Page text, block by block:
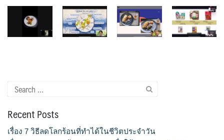
หลักสูตรอบรมฟรี (Reskill Upskill)
เรียนรู้เทคนิคอาหารนานาชาติ
เลือกหลักสูตร
Search
for:
Recent Posts
เรื่อง 7 วิธีลดโลกร้อนที่ทำได้ในชีวิตประจำวัน